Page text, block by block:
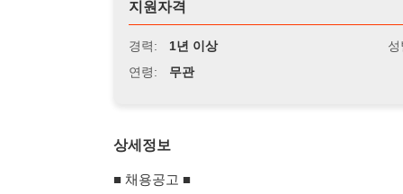
연령: 무관
상세정보
주 소 : 경기도 안양시 만안구 전파로 62번길 26, ㈜디랙스
근무시간 : 08시 30분 ~ 17시 30분 (8시간)